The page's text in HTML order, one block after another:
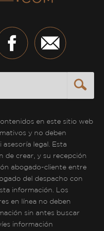
en este sitio web
y no deben
legal. Esta
de crear, y su recepción
abogado-cliente entre
del despacho con
información. Los
en línea no deben
sin antes buscar
información